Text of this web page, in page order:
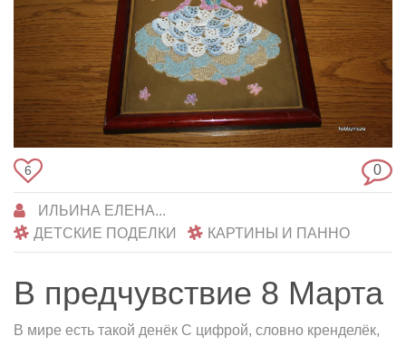
6 0
ИЛЬИНА ЕЛЕНА...
ДЕТСКИЕ ПОДЕЛКИ
КАРТИНЫ И ПАННО
В предчувствие 8 Марта
В мире есть такой денёк С цифрой, словно кренделёк,